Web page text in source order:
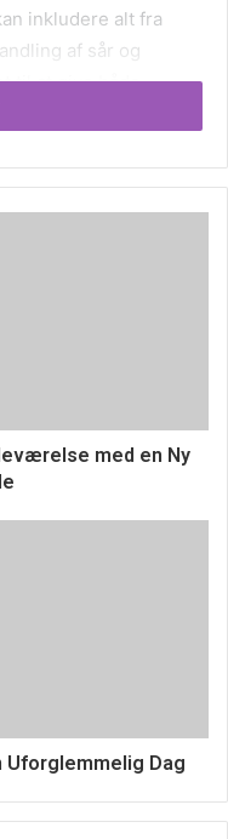
inkludere alt fra
af sår og
til at give både
så deltagerne
at tage et
være afgørende i
i hjemmet, på
nødsituationer, men
selvtillid og evner
børn eller ældre.
og effektiv hjælp i
med en Ny
Uforglemmelig Dag